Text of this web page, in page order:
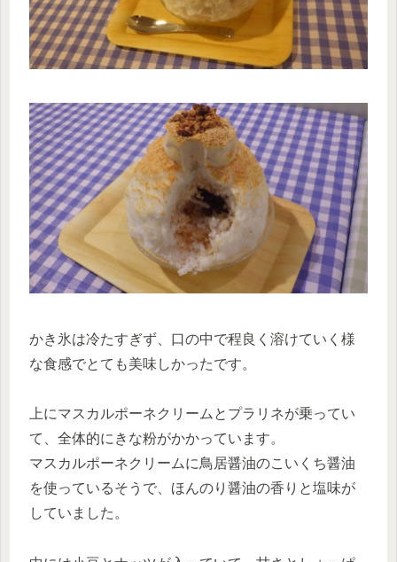
かき氷は冷たすぎず、口の中で程良く溶けていく様
な食感でとても美味しかったです。
上にマスカルポーネクリームとプラリネが乗ってい
て、全体的にきな粉がかかっています。
マスカルポーネクリームに鳥居醤油のこいくち醤油
を使っているそうで、ほんのり醤油の香りと塩味が
していました。